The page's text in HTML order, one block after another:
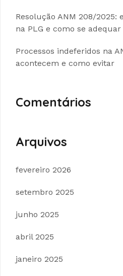
Resolução ANM 208/
na PLG e como se adequar
Processos indeferidos na
acontecem e como evitar
Comentários
Arquivos
fevereiro 2026
setembro 2025
junho 2025
abril 2025
janeiro 2025